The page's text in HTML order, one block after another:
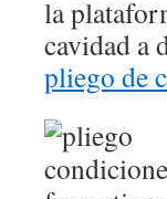
la
cavidad a
pliego de